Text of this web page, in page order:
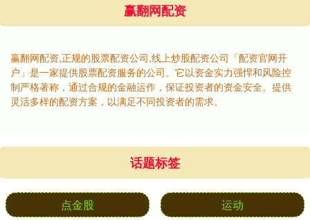
赢翻网配资
赢翻网配资,正规的股票配资公司,线上炒股配资公司「配资官网开
户」是一家提供股票配资服务的公司。它以资金实力强悍和风险控
制严格著称，通过合规的金融运作，保证投资者的资金安全。提供
灵活多样的配资方案，以满足不同投资者的需求。
话题标签
点金股 运动